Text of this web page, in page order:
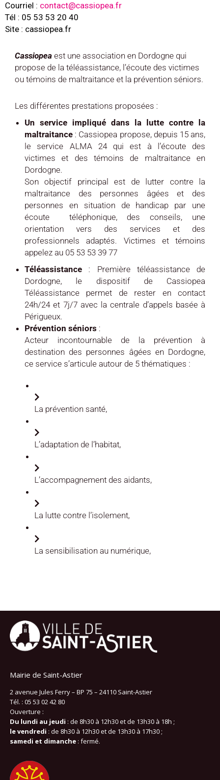
Courriel : contact@cassiopea.fr
Tél : 05 53 53 20 40
Site : cassiopea.fr
Cassiopea est une association en Dordogne qui
propose de la téléassistance, l’écoute des victimes
ou témoins de maltraitance et la prévention séniors.
Les différentes prestations proposées :
Un service impliqué dans la lutte contre la
maltraitance : Cassiopea propose, depuis 15 ans,
le service ALMA 24 qui est à l’écoute des
victimes et des témoins de maltraitance en
Dordogne.
Son objectif principal est de lutter contre la
maltraitance des personnes âgées et des
personnes en situation de handicap par une
écoute téléphonique, des conseils, une
orientation vers des services et des
professionnels adaptés. Victimes et témoins
appelez au 05 53 53 39 77
Téléassistance : Première téléassistance de
Dordogne, le dispositif de Cassiopea
Téléassistance permet de rester en contact
24h/24 et 7j/7 avec la centrale d’appels basée à
Périgueux.
Prévention séniors :
Acteur incontournable de la prévention à
destination des personnes âgées en Dordogne,
ce service s’articule autour de 5 thématiques :
La prévention santé,
L’adaptation de l’habitat,
L’accompagnement des aidants,
La lutte contre l’isolement,
La sensibilisation au numérique,
Mairie de Saint-Astier
2 avenue Jules Ferry – BP 75 – 24110 Saint-Astier
Tél. : 05 53 02 42 80
Ouverture :
Du lundi au jeudi : de 8h30 à 12h30 et de 13h30 à 18h ;
le vendredi : de 8h30 à 12h30 et de 13h30 à 17h30 ;
samedi et dimanche : fermé.